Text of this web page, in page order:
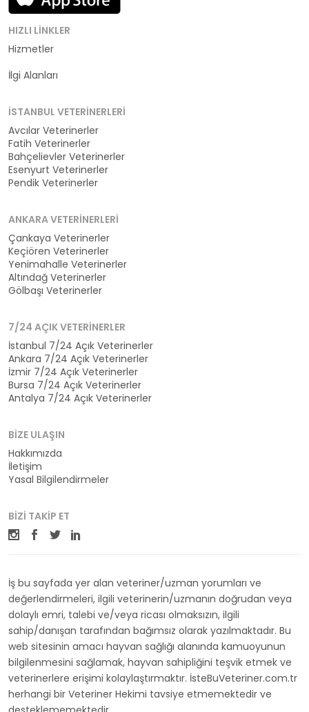
HIZLI LINKLER
Hizmetler
İlgi Alanları
İSTANBUL VETERINERLERI
Avcılar Veterinerler
Fatih Veterinerler
Bahçelievler Veterinerler
Esenyurt Veterinerler
Pendik Veterinerler
ANKARA VETERINERLERI
Çankaya Veterinerler
Keçiören Veterinerler
Yenimahalle Veterinerler
Altındağ Veterinerler
Gölbaşı Veterinerler
7/24 AÇIK VETERINERLER
İstanbul 7/24 Açık Veterinerler
Ankara 7/24 Açık Veterinerler
İzmir 7/24 Açık Veterinerler
Bursa 7/24 Açık Veterinerler
Antalya 7/24 Açık Veterinerler
BIZE ULAŞIN
Hakkımızda
İletişim
Yasal Bilgilendirmeler
BIZI TAKIP ET
İş bu sayfada yer alan veteriner/uzman yorumları ve
değerlendirmeleri, ilgili veterinerin/uzmanın doğrudan veya
dolaylı emri, talebi ve/veya ricası olmaksızın, ilgili
sahip/danışan tarafından bağımsız olarak yazılmaktadır. Bu
web sitesinin amacı hayvan sağlığı alanında kamuoyunun
bilgilenmesini sağlamak, hayvan sahipliğini teşvik etmek ve
veterinerlere erişimi kolaylaştırmaktır. İsteBuVeteriner.com.tr
herhangi bir Veteriner Hekimi tavsiye etmemektedir ve